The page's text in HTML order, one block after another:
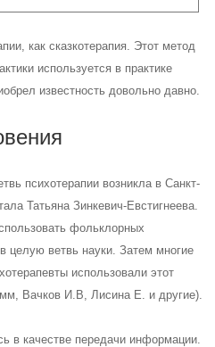
как сказкотерапия. Этот метод
используется в практике
известность довольно давно.
психотерапии возникла в Санкт-
Татьяна Зинкевич-Евстигнеева.
фольклорных
целую ветвь науки. Затем многие
использовали этот
Вачков И.В, Лисина Е. и другие).
в качестве передачи информации.